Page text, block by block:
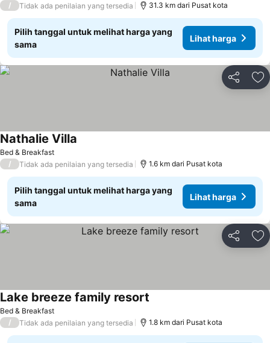
/ Tidak ada penilaian yang tersedia 31.3 km dari Pusat kota
Pilih tanggal untuk melihat harga yang
sama
Lihat harga
Bagikan
Bed & Breakfast
Nathalie Villa
/ Tidak ada penilaian yang tersedia 1.6 km dari Pusat kota
Pilih tanggal untuk melihat harga yang
sama
Lihat harga
Bagikan
Bed & Breakfast
Lake breeze family resort
/ Tidak ada penilaian yang tersedia 1.8 km dari Pusat kota